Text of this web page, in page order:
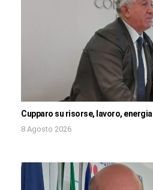
Cupparo su risorse, lavoro,
8 Agosto 2026